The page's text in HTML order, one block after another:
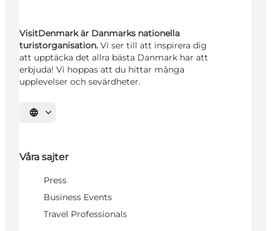
VisitDenmark är Danmarks nationella
turistorganisation. Vi ser till att inspirera dig
att upptäcka det allra bästa Danmark har att
erbjuda! Vi hoppas att du hittar många
upplevelser och sevärdheter.
Välj språk
Våra sajter
Press
Business Events
Travel Professionals